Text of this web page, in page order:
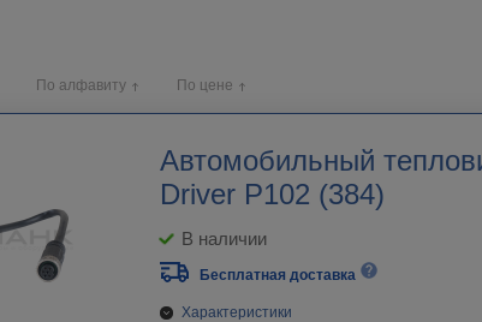
По алфавиту По цене
Автомобильный
Driver P102 (384)
В наличии
Бесплатная доставка
Характеристики